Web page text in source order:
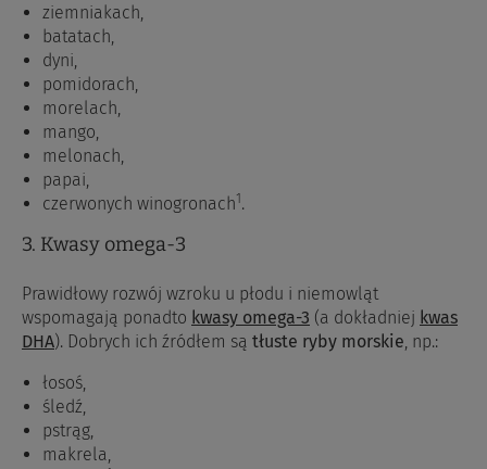
ziemniakach,
batatach,
dyni,
pomidorach,
morelach,
mango,
melonach,
papai,
czerwonych winogronach1.
3. Kwasy omega-3
Prawidłowy rozwój wzroku u płodu i niemowląt
wspomagają ponadto kwasy omega-3 (a dokładniej kwas
DHA). Dobrych ich źródłem są tłuste ryby morskie , np.:
łosoś,
śledź,
pstrąg,
makrela,